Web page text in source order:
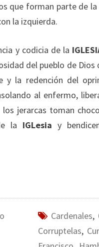
que forman parte de la
la izquierda.
y codicia de la
del pueblo de Dios
la redención del
al enfermo,
jerarcas toman
la IGLesia y
Cardenales,
Corruptelas,